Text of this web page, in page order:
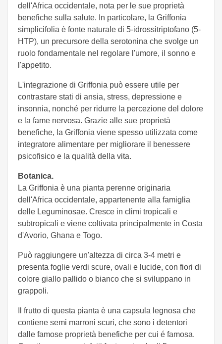
dell'Africa occidentale, nota per le sue proprietà
benefiche sulla salute. In particolare, la Griffonia
simplicifolia è fonte naturale di 5-idrossitriptofano (5-
HTP), un precursore della serotonina che svolge un
ruolo fondamentale nel regolare l'umore, il sonno e
l'appetito.
L'integrazione di Griffonia può essere utile per
contrastare stati di ansia, stress, depressione e
insonnia, nonché per ridurre la percezione del dolore
e la fame nervosa. Grazie alle sue proprietà
benefiche, la Griffonia viene spesso utilizzata come
integratore alimentare per migliorare il benessere
psicofisico e la qualità della vita.
Botanica.
La Griffonia è una pianta perenne originaria
dell'Africa occidentale, appartenente alla famiglia
delle Leguminosae. Cresce in climi tropicali e
subtropicali e viene coltivata principalmente in Costa
d'Avorio, Ghana e Togo.
Può raggiungere un'altezza di circa 3-4 metri e
presenta foglie verdi scure, ovali e lucide, con fiori di
colore giallo pallido o bianco che si sviluppano in
grappoli.
Il frutto di questa pianta è una capsula legnosa che
contiene semi marroni scuri, che sono i detentori
dalle famose proprietà benefiche per cui é famosa.